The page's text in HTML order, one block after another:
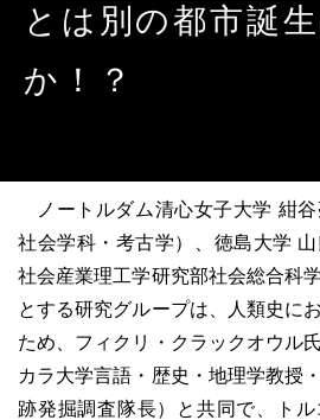
とは別の都市誕
か！？
ノートルダム清心女子大学 紺
社会学科・考古学）、徳島大学
社会産業理工学研究部社会総合科
とする研究グループは、人類史に
ため、フィクリ・クラックオウル
カラ大学言語・歴史・地理学教授
跡発掘調査隊長）と共同で、ト